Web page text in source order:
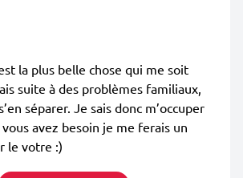
la plus belle chose qui me soit
suite à des problèmes familiaux,
séparer. Je sais donc m’occuper
avez besoin je me ferais un
le votre :)